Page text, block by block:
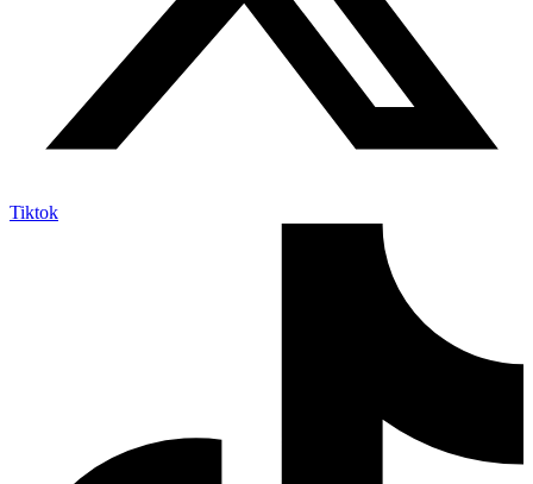
Tiktok